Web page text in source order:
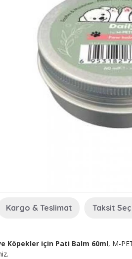
Kargo & Teslimat Taksit
Köpekler için Pati Balm 60ml, M-